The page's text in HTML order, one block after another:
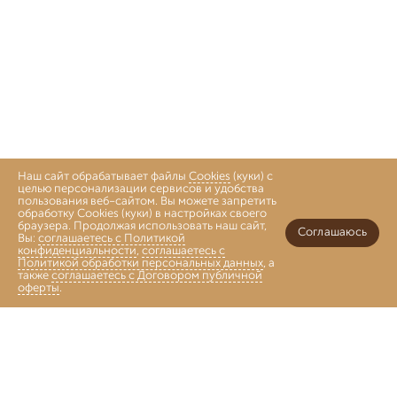
Главная
Наш сайт обрабатывает файлы Cookies (куки) с
целью персонализации сервисов и удобства
пользования веб-сайтом. Вы можете запретить
обработку Cookies (куки) в настройках своего
браузера. Продолжая использовать наш сайт,
Вы: соглашаетесь с Политикой
конфиденциальности, соглашаетесь с
Политикой обработки персональных данных, а
также соглашаетесь с Договором публичной
оферты.
Соглашаюсь